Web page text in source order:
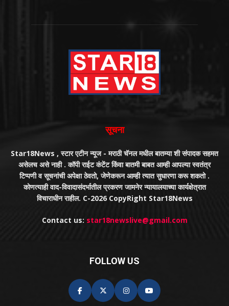
सूचना
Star18News , स्टार एटीन न्यूज - मराठी चॅनल मधील बातम्या शी संपादक सहमत
असेलच असे नाही . कॉपी राईट कंटेंट किंवा बातमी बाबत आम्ही आपल्या स्वतंत्र
टिप्पणी व सूचनांची अपेक्षा ठेवतो, जेणेकरून आम्ही त्यात सुधारणा करू शकतो .
कोणत्याही वाद-विवादासंदर्भातील प्रकरण जामनेर न्यायालयाच्या कार्यक्षेत्रात
विचाराधीन राहील. C-2026 CopyRight Star18News
Contact us: star18newslive@gmail.com
FOLLOW US